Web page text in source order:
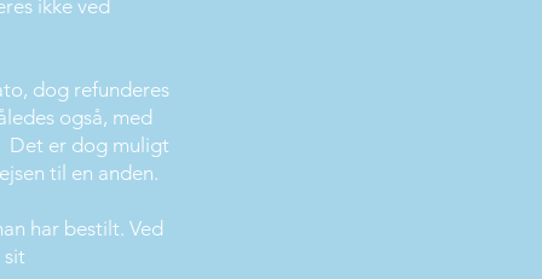
ikke ved
dog refunderes
også, med
Det er dog muligt
til en anden.
har bestilt. Ved